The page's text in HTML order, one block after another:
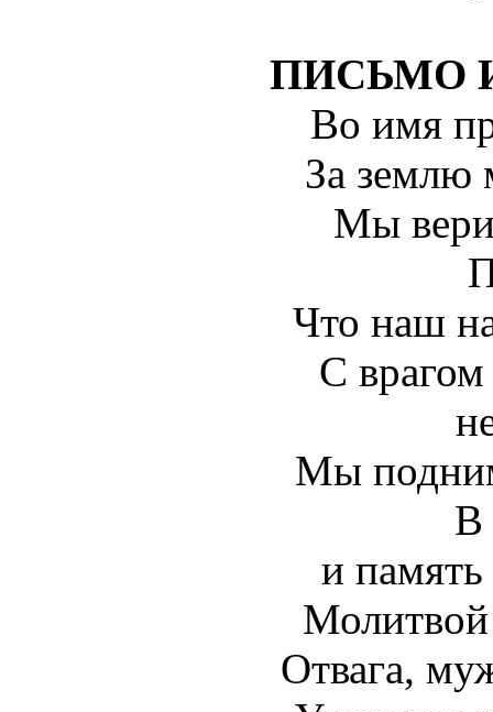
ПИСЬМО
Во имя
За землю
Мы
Что наш
С
Мы
В
и
Молитвой
Отвага,